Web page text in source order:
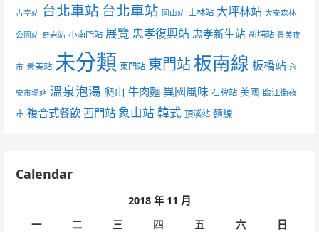
古亭站 台北車站 台北車站 圓山站 士林站 大坪林站 大安森林
公園站 奇岩站 小南門站 展覽 忠孝復興站 忠孝新生站 新埔站 景美夜
市 景美站 未分類 東門站 東門站板南線 板橋站 永
安市場站 溫泉泡湯 爬山 牛肉麵 異國風味 石牌站 美國 臨江街夜
市 複合式餐飲 西門站 象山站 韓式 頂溪站 麵線
Calendar
2018 年 11 月
一
二 三 四 五 六
日